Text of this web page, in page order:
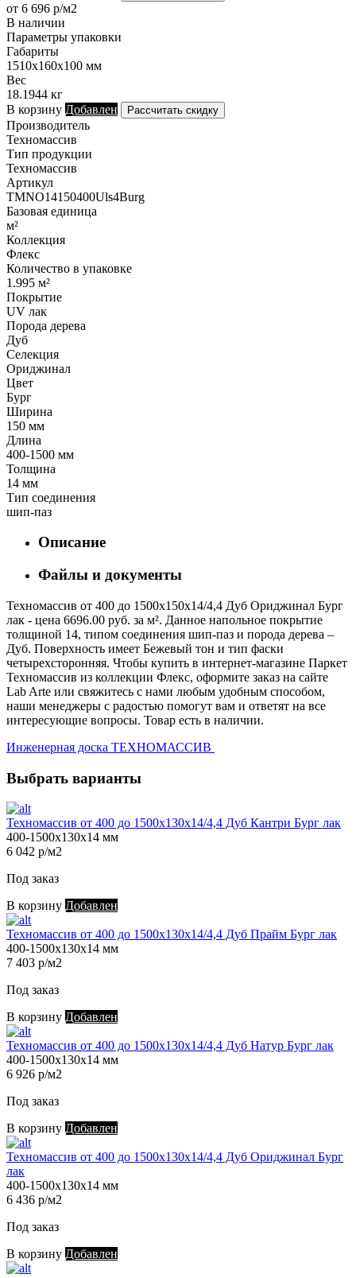
от 6 696 р/м2
В наличии
Параметры упаковки
Габариты
1510х160х100 мм
Вес
18.1944 кг
В корзину Добавлен Рассчитать скидку
Производитель
Техномассив
Тип продукции
Техномассив
Артикул
TMNO14150400Uls4Burg
Базовая единица
м²
Коллекция
Флекс
Количество в упаковке
1.995 м²
Покрытие
UV лак
Порода дерева
Дуб
Селекция
Ориджинал
Цвет
Бург
Ширина
150 мм
Длина
400-1500 мм
Толщина
14 мм
Тип соединения
шип-паз
Описание
Файлы и документы
Техномассив от 400 до 1500х150х14/4,4 Дуб Ориджинал Бург
лак - цена 6696.00 руб. за м². Данное напольное покрытие
толщиной 14, типом соединения шип-паз и порода дерева –
Дуб. Поверхность имеет Бежевый тон и тип фаски
четырехсторонняя. Чтобы купить в интернет-магазине Паркет
Техномассив из коллекции Флекс, оформите заказ на сайте
Lab Arte или свяжитесь с нами любым удобным способом,
наши менеджеры с радостью помогут вам и ответят на все
интересующие вопросы. Товар есть в наличии.
Инженерная доска ТЕХНОМАССИВ
Выбрать варианты
Техномассив от 400 до 1500х130х14/4,4 Дуб Кантри Бург лак
400-1500х130х14 мм
6 042 р/м2
Под заказ
В корзину Добавлен
Техномассив от 400 до 1500х130х14/4,4 Дуб Прайм Бург лак
400-1500х130х14 мм
7 403 р/м2
Под заказ
В корзину Добавлен
Техномассив от 400 до 1500х130х14/4,4 Дуб Натур Бург лак
400-1500х130х14 мм
6 926 р/м2
Под заказ
В корзину Добавлен
Техномассив от 400 до 1500х130х14/4,4 Дуб Ориджинал Бург
лак
400-1500х130х14 мм
6 436 р/м2
Под заказ
В корзину Добавлен